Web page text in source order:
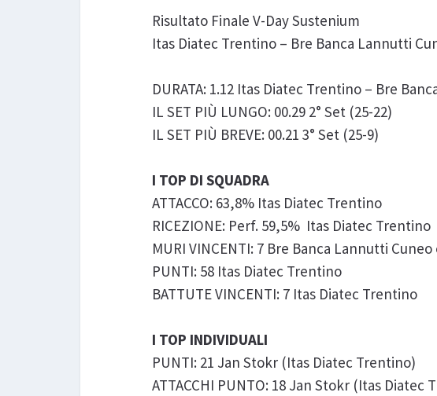
Risultato Finale V-Day Sustenium
Itas Diatec Trentino – Bre Banca Lannutti
DURATA: 1.12 Itas Diatec Trentino – Bre
IL SET PIÙ LUNGO: 00.29 2° Set (25-22)
IL SET PIÙ BREVE: 00.21 3° Set (25-9)
I TOP DI SQUADRA
ATTACCO: 63,8% Itas Diatec Trentino
RICEZIONE: Perf. 59,5% Itas Diatec Trentino
MURI VINCENTI: 7 Bre Banca Lannutti
PUNTI: 58 Itas Diatec Trentino
BATTUTE VINCENTI: 7 Itas Diatec Trentino
I TOP INDIVIDUALI
PUNTI: 21 Jan Stokr (Itas Diatec Trentino)
ATTACCHI PUNTO: 18 Jan Stokr (Itas Diatec